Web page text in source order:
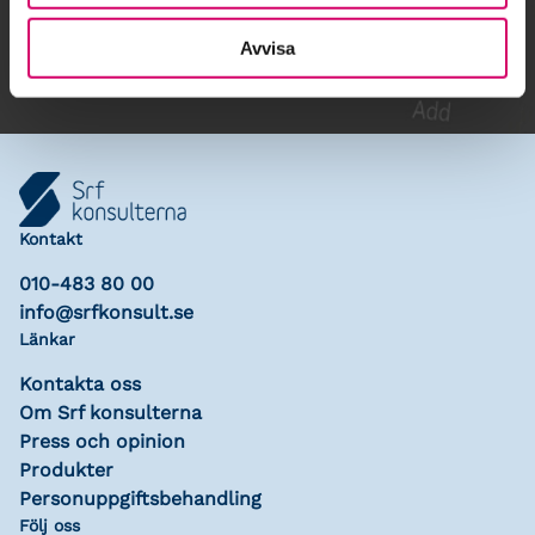
Avvisa
Lägg till i kalender
Kontakt
010-483 80 00
info@srfkonsult.se
Länkar
Kontakta oss
Om Srf konsulterna
Press och opinion
Produkter
Personuppgiftsbehandling
Följ oss